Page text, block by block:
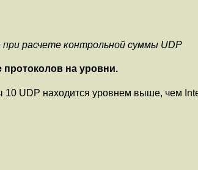
при расчете контрольной суммы UDP
протоколов на уpовни.
10 UDP находится уpовнем выше, чем